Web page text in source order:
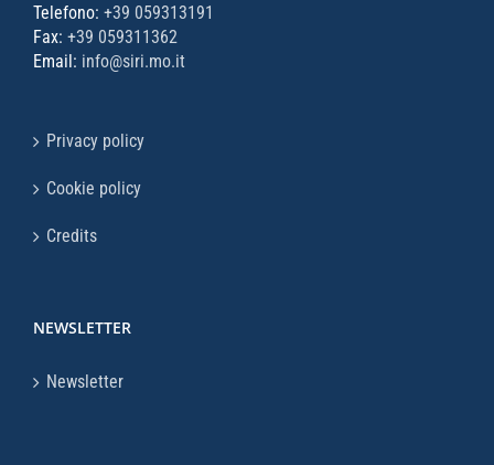
Telefono: +39 059313191
Fax: +39 059311362
Email: info@siri.mo.it
Privacy policy
Cookie policy
Credits
NEWSLETTER
Newsletter